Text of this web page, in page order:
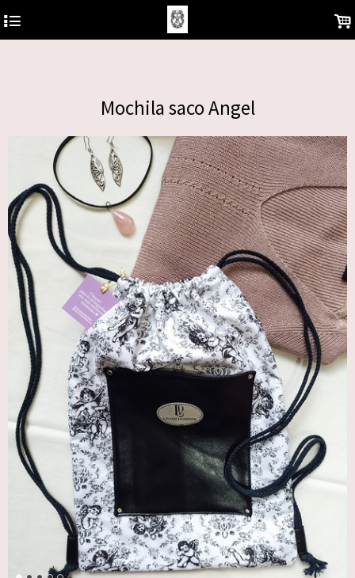
https://analytics.google.com/analytics/web/?hl=pt-BR&pli=1#/report-
home/a122681577w180810930p178850878
4 .
Mochila saco Angel